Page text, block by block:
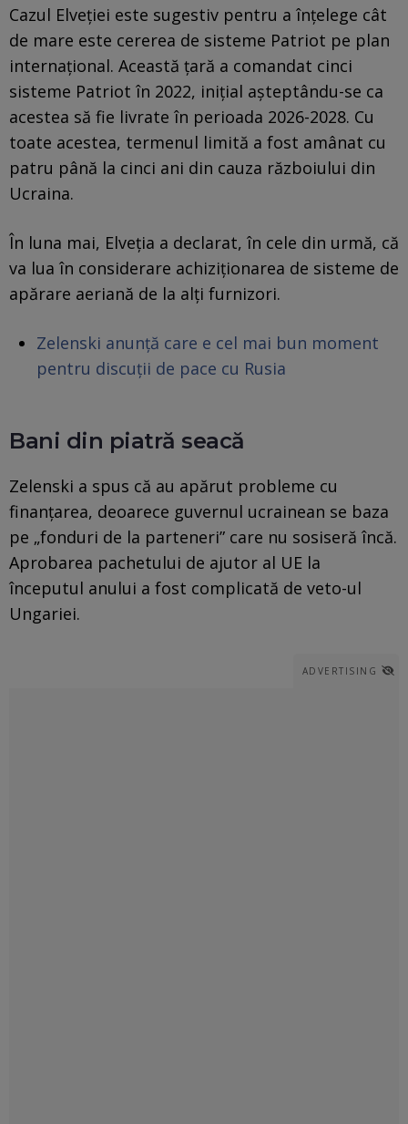
Cazul Elveției este sugestiv pentru a înțelege cât
de mare este cererea de sisteme Patriot pe plan
internațional. Această țară a comandat cinci
sisteme Patriot în 2022, inițial așteptându-se ca
acestea să fie livrate în perioada 2026-2028. Cu
toate acestea, termenul limită a fost amânat cu
patru până la cinci ani din cauza războiului din
Ucraina.
În luna mai, Elveția a declarat, în cele din urmă, că
va lua în considerare achiziționarea de sisteme de
apărare aeriană de la alți furnizori.
Zelenski anunță care e cel mai bun moment
pentru discuții de pace cu Rusia
Bani din piatră seacă
Zelenski a spus că au apărut probleme cu
finanțarea, deoarece guvernul ucrainean se baza
pe „fonduri de la parteneri” care nu sosiseră încă.
Aprobarea pachetului de ajutor al UE la
începutul anului a fost complicată de veto-ul
Ungariei.
ADVERTISING